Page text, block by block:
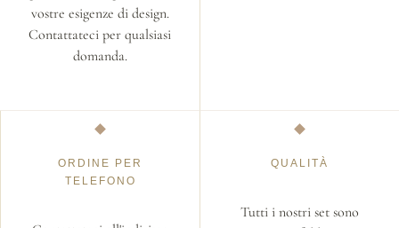
vostre esigenze di design.
Contattateci per qualsiasi
domanda.
ORDINE PER
TELEFONO
QUALITÀ
Tutti i nostri set sono